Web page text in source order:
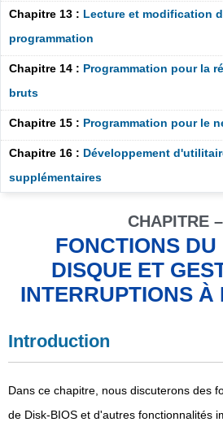
Chapitre 13 : Lecture et modification
programmation
Chapitre 14 : Programmation pour la
bruts
Chapitre 15 : Programmation pour le
Chapitre 16 : Développement
supplémentaires
CHAPITRE
FONCTIONS
DISQUE ET
INTERRUPTIONS À
Introduction
Dans ce chapitre, nous discuterons des
de Disk-BIOS et d'autres fonctionnalités